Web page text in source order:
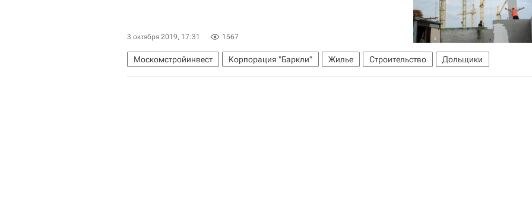
3 октября 2019, 17:31 1567
Москомстройинвест Корпорация "Баркли" Жилье Строительство Дольщики